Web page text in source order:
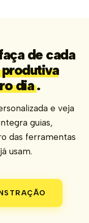
de cada
produtiva
dia.
e veja
guias,
das ferramentas
usam.